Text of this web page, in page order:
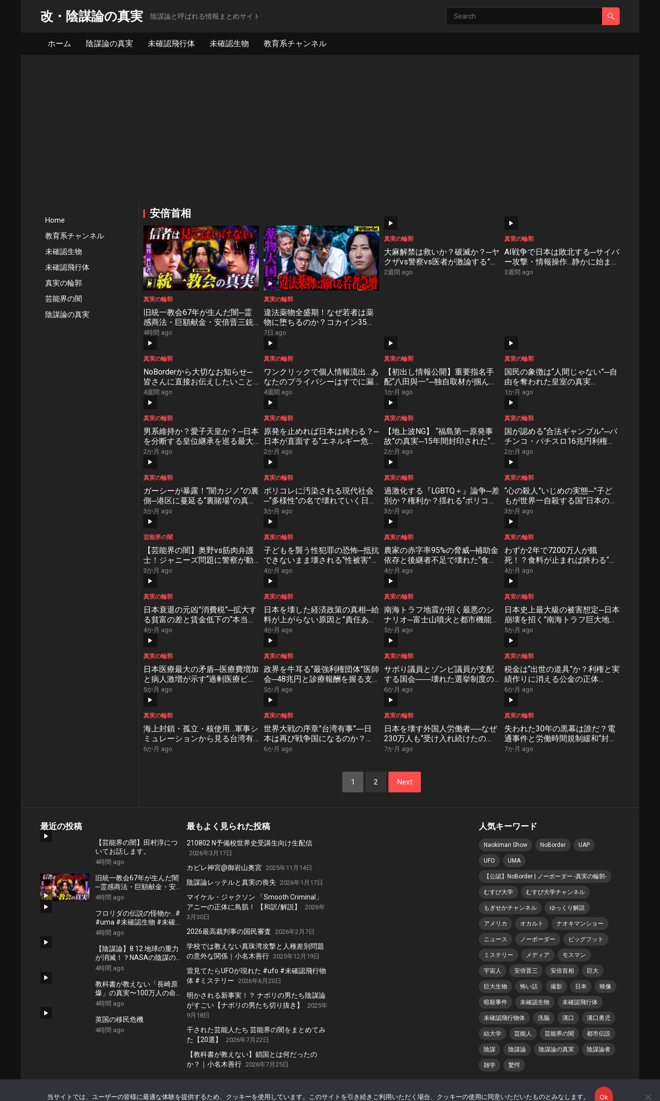
改・陰謀論の真実 陰謀論と呼ばれる情報まとめサイト
ホーム 陰謀論の真実 未確認飛行体 未確認生物 教育系チャンネル
Home
教育系チャンネル
未確認生物
未確認飛行体
真実の輪郭
芸能界の闇
陰謀論の真実
安倍首相
真実の輪郭
旧統一教会67年が生んだ闇─霊
感商法・巨額献金・安倍晋三銃
撃事件が暴いた“危険教団”の正体
【NoBorder #59】
4時間 ago
真実の輪郭
違法薬物全盛期！なぜ若者は薬
物に堕ちるのか？コカイン35万
人時代、日本の現実【NoBorder
#58】
7日 ago
真実の輪郭
大麻解禁は救いか？破滅か？─ヤ
クザvs警察vs医者が激論する”薬
物”の真実【NoBorder #57】
2週間 ago
真実の輪郭
AI戦争で日本は敗北する─サイバ
ー攻撃・情報操作…静かに始ま
る”見えない戦争”【NoBorder
3週間 ago
真実の輪郭
NoBorderから大切なお知らせ─
皆さんに直接お伝えしたいこと
があります【NoBorder】
4週間 ago
真実の輪郭
ワンクリックで個人情報流出…あ
なたのプライバシーはすでに漏
れている！？【NoBorder #55】
4週間 ago
真実の輪郭
【初出し情報公開】重要指名手
配“八田與一”─独自取材が掴んだ
逮捕への手がかり【NoBorder
#54】
1か月 ago
真実の輪郭
国民の象徴は“人間じゃない”─自
由を奪われた皇室の真実
【NoBorder #53】
1か月 ago
真実の輪郭
男系維持か？愛子天皇か？─日本
を分断する皇位継承を巡る最大
のタブーに迫る【NoBorder
#52】
2か月 ago
真実の輪郭
原発を止めれば日本は終わる？─
日本が直面する“エネルギー危
機”の真相【NoBorder #51】
2か月 ago
真実の輪郭
【地上波NG】 “福島第一原発事
故”の真実─15年間封印された“最
大のタブー”【NoBorder #50】
2か月 ago
真実の輪郭
国が認める“合法ギャンブル”─パ
チンコ・パチスロ16兆円利権の
裏側【NoBorder #49】
2か月 ago
真実の輪郭
ガーシーが暴露！“闇カジノ”の裏
側─港区に蔓延る“裏賭場”の真実
とカジノ解禁の恐怖【NoBorder
#48】
3か月 ago
真実の輪郭
ポリコレに汚染される現代社会
─“多様性”の名で壊れていく日本
の末路【NoBorder #47】
3か月 ago
真実の輪郭
過激化する『LGBTQ＋』論争─差
別か？権利か？揺れる“ポリコレ
社会”の現実【NoBorder #46】
3か月 ago
真実の輪郭
“心の殺人”いじめの実態─”子ど
もが世界一自殺する国”日本の受
け入れ難い現実【NoBorder
#45】
3か月 ago
芸能界の闇
【芸能界の闇】奥野vs筋肉弁護
士！ジャニーズ問題に警察が動
けなかったヤバすぎる理由とは..
【NoBorder/ノーボーダー切り抜
3か月 ago
真実の輪郭
子どもを襲う性犯罪の恐怖─抵抗
できないまま壊される“性被害”の
現実【NoBorder #44】
4か月 ago
真実の輪郭
農家の赤字率95%の脅威─補助金
依存と後継者不足で壊れた“食料
自給不足”という国家の大失敗
【NoBorder #43】
4か月 ago
真実の輪郭
わずか2年で7200万人が餓
死！？食料が止まれば終わる“依
存国家日本”の致命的弱点
【NoBorder #42】
4か月 ago
真実の輪郭
日本衰退の元凶”消費税”─拡大す
る貧富の差と賃金低下の“本当の
原因”…減税が招く未来の真実
【NoBorder #41】
4か月 ago
真実の輪郭
日本を壊した経済政策の真相─給
料が上がらない原因と”責任ある
積極財政”が変える日本の未来
【NoBorder #40】
4か月 ago
真実の輪郭
南海トラフ地震が招く最悪のシ
ナリオ─富士山噴火と都市機能停
止が招く国家崩壊の危機
【NoBorder#39】
5か月 ago
真実の輪郭
日本史上最大級の被害想定─日本
崩壊を招く”南海トラフ巨大地
震”の脅威と死者30万人予測の真
実【NoBorder #38】
5か月 ago
真実の輪郭
日本医療最大の矛盾─医療費増加
と病人激増が示す“過剰医療ビジ
ネス”の罠【NoBorder#37】
5か月 ago
真実の輪郭
政界を牛耳る“最強利権団体”医師
会─48兆円と診療報酬を握る支
配と癒着の真実
【NoBorder#36】
5か月 ago
真実の輪郭
サボり議員とゾンビ議員が支配
する国会――壊れた選挙制度の
正体【NoBorder#35】
6か月 ago
真実の輪郭
税金は“出世の道具”か？利権と実
績作りに消える公金の正体
【NoBorder#34】
6か月 ago
真実の輪郭
海上封鎖・孤立・核使用…軍事シ
ミュレーションから見る台湾有
事の全貌と日本に迫る危機
6か月 ago
真実の輪郭
世界大戦の序章”台湾有事”―日
本は再び戦争国になるのか？
【NoBorder#32】
6か月 ago
真実の輪郭
日本を壊す外国人労働者──なぜ
230万人も“受け入れ続けたの
か”？【NoBorder#31】
7か月 ago
真実の輪郭
失われた30年の黒幕は誰だ？電
通事件と労働時間規制緩和“封印
された真実”【NoBorder#30】
7か月 ago
ジ
送
1 2 Next
最近の投稿
【芸能界の闇】田村淳につ
いてお話します。
4時間 ago
旧統一教会67年が生んだ闇
─霊感商法・巨額献金・安
倍晋三銃撃事件が暴いた“危
#59】
4時間 ago
フロリダの伝説の怪物か…#
#uma #未確認生物 #未確
認生命体
4時間 ago
【陰謀論】8.12 地球の重力
が消滅！？NASAの陰謀の
真実だワン！ #都市伝説 #
4時間 ago
教科書が教えない「長崎原
爆」の真実〜100万人の命
を救った日本軍の奮闘〜｜
4時間 ago
英国の移民危機
4時間 ago
最もよく見られた投稿
210802 N予備校世界史受講生向け生配信
2026年3月17日
カビレ神宮@御岩山奥宮 2025年11月14日
陰謀論レッテルと真実の喪失 2026年1月17日
マイケル・ジャクソン 「Smooth Criminal」
アニーの正体に鳥肌！ 【和訳/解説】
2026年
3月30日
2026最高裁判事の国民審査 2026年2月7日
学校では教えない真珠湾攻撃と人種差別問題
の意外な関係｜小名木善行 2025年12月19日
雷見てたらUFOが現れた #ufo #未確認飛行物
体 #ミステリー 2026年6月20日
明かされる新事実！？ ナポリの男たち陰謀論
がすごい【ナポリの男たち切り抜き】
2025年
9月18日
干された芸能人たち 芸能界の闇をまとめてみ
た【20選】
2026年7月22日
【教科書が教えない】鎖国とは何だったの
か？｜小名木善行 2026年7月25日
人気キーワード
Naokiman Show NoBorder UAP
UFO UMA
【公認】NoBorder | ノーボーダー -真実の輪郭-
むすび大学 むすび大学チャンネル
もぎせかチャンネル ゆっくり解説
アメリカ オカルト ナオキマンショー
ニュース ノーボーダー ビッグフット
ミステリー メディア モスマン
宇宙人 安倍晋三 安倍首相 巨大
巨大生物 怖い話 撮影 日本 映像
暗殺事件 未確認生物 未確認飛行体
未確認飛行物体 洗脳 溝口 溝口勇児
結大学 芸能人 芸能界の闇 都市伝説
陰謀 陰謀論 陰謀論の真実 陰謀論者
雑学 驚愕
当サイトでは、ユーザーの皆様に最適な体験を提供するため、クッキーを使用しています。このサイトを引き続きご利用いただく場合、クッキーの使用に同意いただいたものとみなします。 Ok